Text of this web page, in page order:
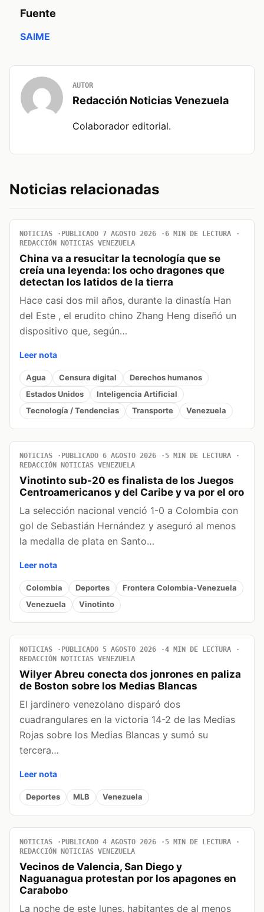
Fuente
SAIME
AUTOR
Redacción Noticias Venezuela
Colaborador editorial.
Noticias relacionadas
NOTICIAS PUBLICADO 7 AGOSTO 2026
6 MIN DE LECTURA
REDACCIÓN NOTICIAS VENEZUELA
China va a resucitar la tecnología que se
creía una leyenda: los ocho dragones que
detectan los latidos de la tierra
Hace casi dos mil años, durante la dinastía Han
del Este , el erudito chino Zhang Heng diseñó un
dispositivo que, según…
Leer nota
Agua Censura digital
Derechos humanos
Estados Unidos
Inteligencia Artificial
Tecnología / Tendencias
Transporte Venezuela
NOTICIAS PUBLICADO 6 AGOSTO 2026
5 MIN DE LECTURA
REDACCIÓN NOTICIAS VENEZUELA
Vinotinto sub-20 es finalista de los Juegos
Centroamericanos y del Caribe y va por el oro
La selección nacional venció 1-0 a Colombia con
gol de Sebastián Hernández y aseguró al menos
la medalla de plata en Santo…
Leer nota
Colombia Deportes
Frontera Colombia-Venezuela
Venezuela
Vinotinto
NOTICIAS PUBLICADO 5 AGOSTO 2026
4 MIN DE LECTURA
REDACCIÓN NOTICIAS VENEZUELA
Wilyer Abreu conecta dos jonrones en paliza
de Boston sobre los Medias Blancas
El jardinero venezolano disparó dos
cuadrangulares en la victoria 14-2 de las Medias
Rojas sobre los Medias Blancas y sumó su
tercera…
Leer nota
Deportes MLB Venezuela
NOTICIAS PUBLICADO 4 AGOSTO 2026
5 MIN DE LECTURA
REDACCIÓN NOTICIAS VENEZUELA
Vecinos de Valencia, San Diego y
Naguanagua protestan por los apagones en
Carabobo
La noche de este lunes, habitantes de al menos